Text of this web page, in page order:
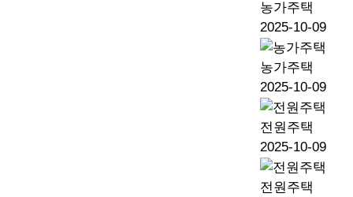
농가주택
2025-10-09
농가주택
2025-10-09
전원주택
2025-10-09
전원주택